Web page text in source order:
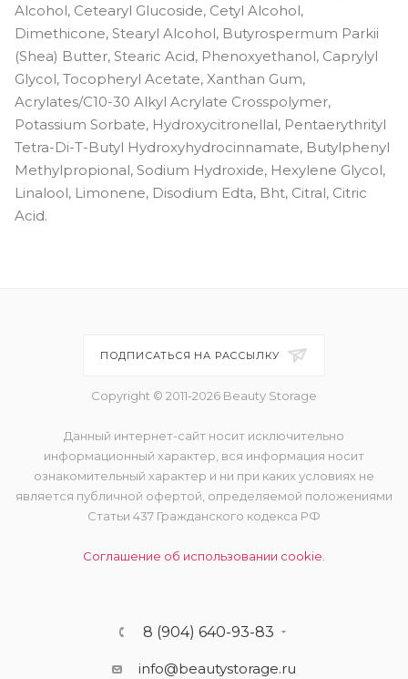
Alcohol, Cetearyl Glucoside, Cetyl Alcohol,
Dimethicone, Stearyl Alcohol, Butyrospermum Parkii
(Shea) Butter, Stearic Acid, Phenoxyethanol, Caprylyl
Glycol, Tocopheryl Acetate, Xanthan Gum,
Acrylates/C10-30 Alkyl Acrylate Crosspolymer,
Potassium Sorbate, Hydroxycitronellal, Pentaerythrityl
Tetra-Di-T-Butyl Hydroxyhydrocinnamate, Butylphenyl
Methylpropional, Sodium Hydroxide, Hexylene Glycol,
Linalool, Limonene, Disodium Edta, Bht, Citral, Citric
Acid.
ПОДПИСАТЬСЯ НА РАССЫЛКУ
Copyright © 2011-2026 Beauty Storage
Данный интернет-сайт носит исключительно
информационный характер, вся информация носит
ознакомительный характер и ни при каких условиях не
является публичной офертой, определяемой положениями
Статьи 437 Гражданского кодекса РФ
Соглашение об использовании cookie.
8 (904) 640-93-83
info@beautystorage.ru